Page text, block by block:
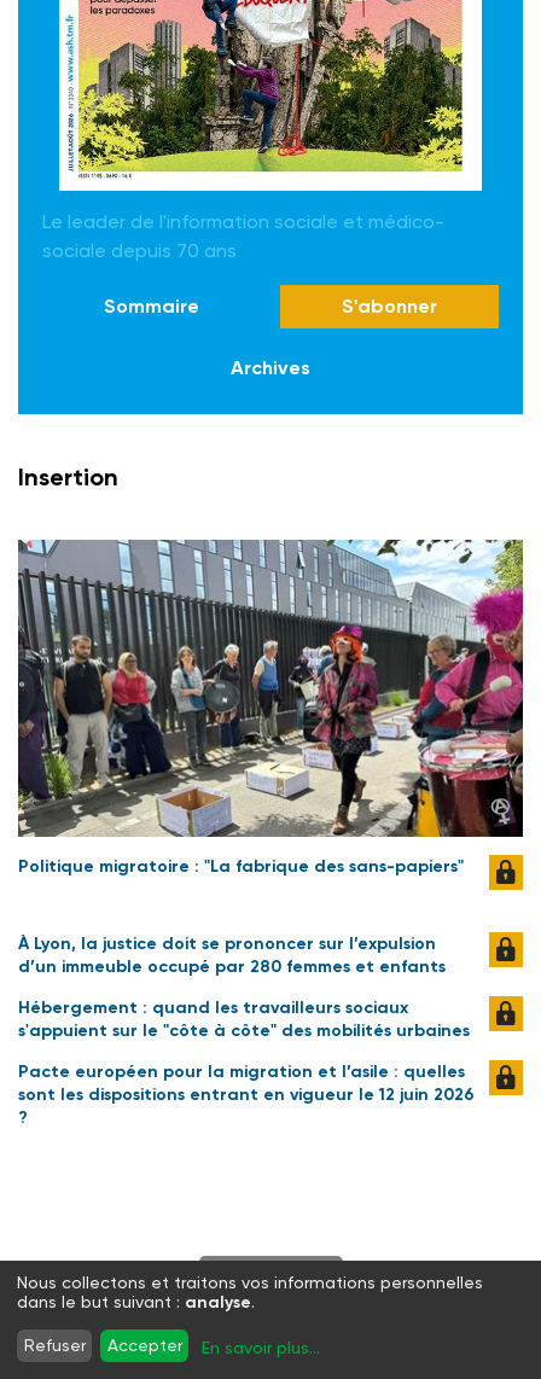
Le leader de l'information sociale et médico-
sociale depuis 70 ans
Sommaire S'abonner
Archives
Insertion
Politique migratoire : "La fabrique des sans-papiers"
À Lyon, la justice doit se prononcer sur l’expulsion
d’un immeuble occupé par 280 femmes et enfants
Hébergement : quand les travailleurs sociaux
s'appuient sur le "côte à côte" des mobilités urbaines
Pacte européen pour la migration et l’asile : quelles
sont les dispositions entrant en vigueur le 12 juin 2026
?
S'abonner
Twitter Facebook
WhatsApp
Nous collectons et traitons vos informations personnelles
dans le but suivant : analyse.
Refuser Accepter En savoir plus...